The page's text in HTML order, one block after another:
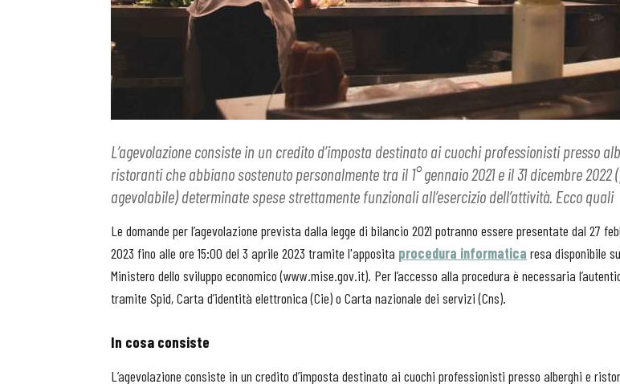
L’agevolazione consiste in un credito d’imposta destinato ai cuochi professionisti presso
ristoranti che abbiano sostenuto personalmente tra il 1° gennaio 2021 e il 31 dicembre 2022
agevolabile) determinate spese strettamente funzionali all’esercizio dell’attività. Ecco quali
Le domande per l’agevolazione prevista dalla legge di bilancio 2021 potranno essere presentate dal 27
2023 fino alle ore 15:00 del 3 aprile 2023 tramite l'apposita procedura informatica resa disponibile
Ministero dello sviluppo economico (www.mise.gov.it). Per l’accesso alla procedura è necessaria
tramite Spid, Carta d’identità elettronica (Cie) o Carta nazionale dei servizi (Cns).
In cosa consiste
L’agevolazione consiste in un credito d’imposta destinato ai cuochi professionisti presso alberghi e